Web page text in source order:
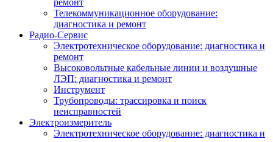
ремонт
Телекоммуникационное оборудование:
диагностика и ремонт
Радио-Cервис
Электротехническое оборудование: диагностика и
ремонт
Высоковольтные кабельные линии и воздушные
ЛЭП: диагностика и ремонт
Инструмент
Трубопроводы: трассировка и поиск
неисправностей
Электроизмеритель
Электротехническое оборудование: диагностика и